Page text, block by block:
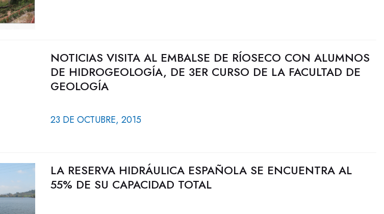
NOTICIAS VISITA AL EMBALSE DE RÍOSECO CON ALUMNOS
DE HIDROGEOLOGÍA, DE 3ER CURSO DE LA FACULTAD DE
GEOLOGÍA
23 DE OCTUBRE, 2015
LA RESERVA HIDRÁULICA ESPAÑOLA SE ENCUENTRA AL
55% DE SU CAPACIDAD TOTAL